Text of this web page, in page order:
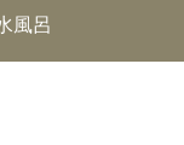
風呂